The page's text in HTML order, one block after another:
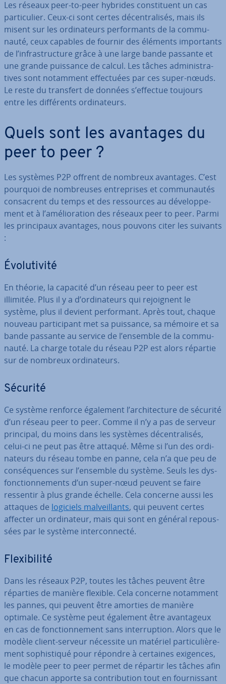
Les réseaux peer-to-peer hybrides cons­ti­tuent un cas
par­ti­cu­lier. Ceux-ci sont certes dé­cen­tra­li­sés, mais ils
misent sur les or­di­na­teurs per­for­mants de la com­mu­
nauté, ceux capables de fournir des éléments im­por­tants
de l’in­fras­truc­ture grâce à une large bande passante et
une grande puissance de calcul. Les tâches ad­mi­nis­tra­
tives sont notamment ef­fec­tuées par ces super-nœuds.
Le reste du transfert de données s’effectue toujours
entre les dif­fé­rents or­di­na­teurs.
Quels sont les avantages du
peer to peer ?
Les systèmes P2P offrent de nombreux avantages. C’est
pourquoi de nom­breuses en­tre­prises et com­mu­nau­tés
con­sacrent du temps et des res­sources au dé­ve­lop­pe­
ment et à l’amé­lio­ra­tion des réseaux peer to peer. Parmi
les prin­ci­paux avantages, nous pouvons citer les suivants
:
Évo­lu­ti­vité
En théorie, la capacité d’un réseau peer to peer est
illimitée. Plus il y a d’or­di­na­teurs qui re­joig­nent le
système, plus il devient per­for­mant. Après tout, chaque
nouveau par­ti­ci­pant met sa puissance, sa mémoire et sa
bande passante au service de l’ensemble de la com­mu­
nauté. La charge totale du réseau P2P est alors répartie
sur de nombreux or­di­na­teurs.
Sécurité
Ce système renforce également l’ar­chi­tec­ture de sécurité
d’un réseau peer to peer. Comme il n’y a pas de serveur
principal, du moins dans les systèmes dé­cen­tra­li­sés,
celui-ci ne peut pas être attaqué. Même si l’un des or­di­
na­teurs du réseau tombe en panne, cela n’a que peu de
con­sé­quences sur l’ensemble du système. Seuls les dys­
fonc­tion­ne­ments d’un super-nœud peuvent se faire
ressentir à plus grande échelle. Cela concerne aussi les
attaques de logiciels mal­veil­lants, qui peuvent certes
affecter un or­di­na­teur, mais qui sont en général re­pous­
sées par le système in­ter­con­necté.
Flexi­bi­lité
Dans les réseaux P2P, toutes les tâches peuvent être
réparties de manière flexible. Cela concerne notamment
les pannes, qui peuvent être amorties de manière
optimale. Ce système peut également être avan­ta­geux
en cas de fonc­tion­ne­ment sans in­ter­rup­tion. Alors que le
modèle client-serveur nécessite un matériel par­ti­cu­liè­re­
ment so­phis­ti­qué pour répondre à certaines exigences,
le modèle peer to peer permet de répartir les tâches afin
que chacun apporte sa con­tri­bu­tion tout en four­nis­sant